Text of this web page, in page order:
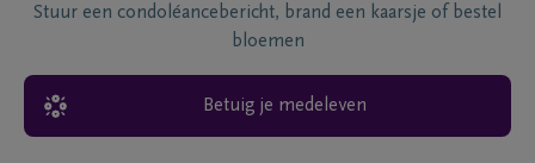
Stuur een condoléancebericht, brand een kaarsje of bestel
bloemen
Betuig je medeleven